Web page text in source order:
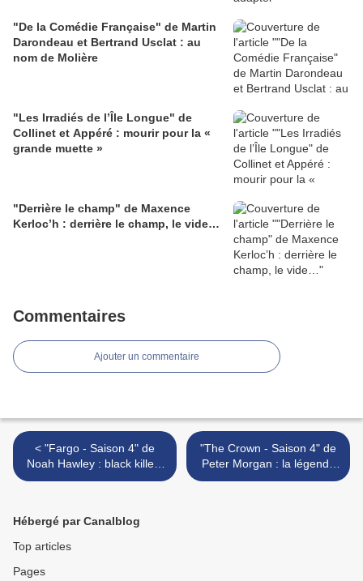
"De la Comédie Française" de Martin
Darondeau et Bertrand Usclat : au
nom de Molière
"Les Irradiés de l’Île Longue" de
Collinet et Appéré : mourir pour la «
grande muette »
"Derrière le champ" de Maxence
Kerloc’h : derrière le champ, le vide…
Commentaires
Ajouter un commentaire
< "Fargo - Saison 4" de
Noah Hawley : black killers
matter !
"The Crown - Saison 4" de
Peter Morgan : la légende
de Lady Di et les années
Hébergé par Canalblog
Top articles
Pages